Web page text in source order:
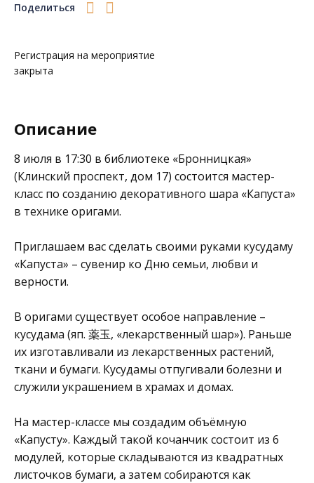
Поделиться
Регистрация на мероприятие
закрыта
Описание
8 июля в 17:30 в библиотеке «Бронницкая»
(Клинский проспект, дом 17) состоится мастер-
класс по созданию декоративного шара «Капуста»
в технике оригами.
Приглашаем вас сделать своими руками кусудаму
«Капуста» – сувенир ко Дню семьи, любви и
верности.
В оригами существует особое направление –
кусудама (яп. 薬玉, «лекарственный шар»). Раньше
их изготавливали из лекарственных растений,
ткани и бумаги. Кусудамы отпугивали болезни и
служили украшением в храмах и домах.
На мастер-классе мы создадим объёмную
«Капусту». Каждый такой кочанчик состоит из 6
модулей, которые складываются из квадратных
листочков бумаги, а затем собираются как